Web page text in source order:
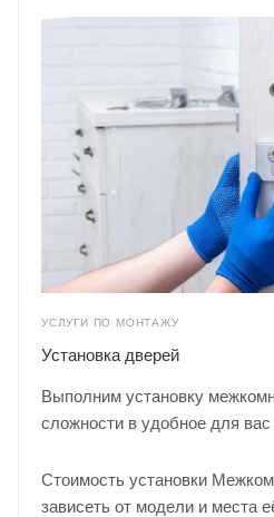
УСЛУГИ ПО МОНТАЖУ
Установка дверей
Выполним установку
сложности в удобное для
Стоимость установки
зависеть от модели и места